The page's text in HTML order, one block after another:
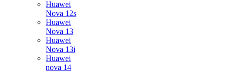
Huawei
Nova 12s
Huawei
Nova 13
Huawei
Nova 13i
Huawei
nova 14